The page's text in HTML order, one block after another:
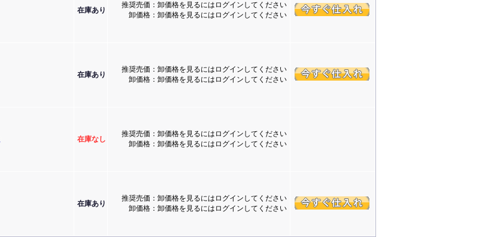
在庫あり
推奨売価：卸価格を見るにはログインしてください
卸価格：卸価格を見るにはログインしてください
在庫あり
推奨売価：卸価格を見るにはログインしてください
卸価格：卸価格を見るにはログインしてください
在庫なし
推奨売価：卸価格を見るにはログインしてください
卸価格：卸価格を見るにはログインしてください
在庫あり
推奨売価：卸価格を見るにはログインしてください
卸価格：卸価格を見るにはログインしてください